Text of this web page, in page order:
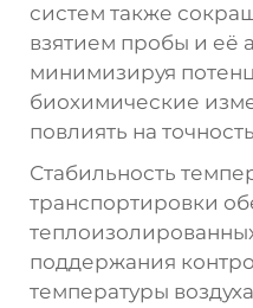
систем также
взятием пробы и её
минимизируя
биохимические
повлиять на
Стабильность
транспортировки
поддержания
температуры